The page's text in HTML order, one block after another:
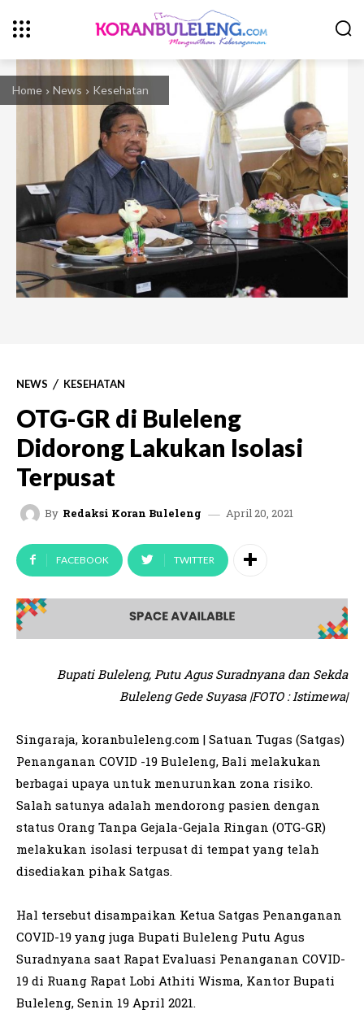
Home News Kesehatan
NEWS KESEHATAN
OTG-GR di Buleleng
Didorong Lakukan Isolasi
Terpusat
By Redaksi Koran Buleleng April 20, 2021
FACEBOOK TWITTER
Bupati Buleleng, Putu Agus Suradnyana dan Sekda
Buleleng Gede Suyasa |FOTO : Istimewa|
Singaraja, koranbuleleng.com | Satuan Tugas (Satgas)
Penanganan COVID -19 Buleleng, Bali melakukan
berbagai upaya untuk menurunkan zona risiko.
Salah satunya adalah mendorong pasien dengan
status Orang Tanpa Gejala-Gejala Ringan (OTG-GR)
melakukan isolasi terpusat di tempat yang telah
disediakan pihak Satgas.
Hal tersebut disampaikan Ketua Satgas Penanganan
COVID-19 yang juga Bupati Buleleng Putu Agus
Suradnyana saat Rapat Evaluasi Penanganan COVID-
19 di Ruang Rapat Lobi Athiti Wisma, Kantor Bupati
Buleleng, Senin 19 April 2021.